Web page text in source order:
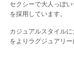
セクシーで大人っぽ
を採用しています。
カジュアルスタイル
をよりラグジュアリー